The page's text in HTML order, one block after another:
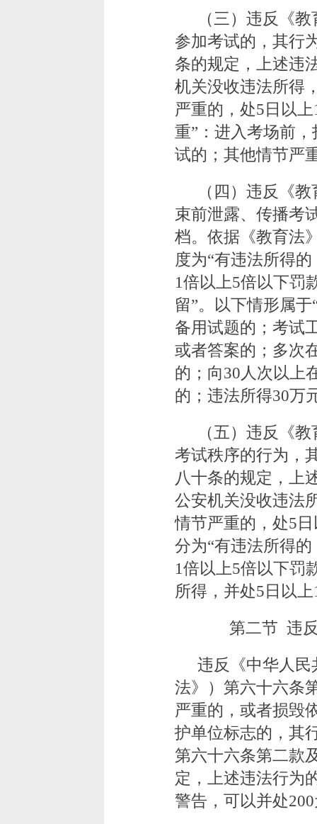
（三）违反《
参加考试的，其行
条的规定，上述违
机关没收违法所得
严重的，处5日以
重”：进入考场前
试的；其他情节严
（四）违反《
束前泄露、传播考
档。依据《教育法
度为“有违法所得
1倍以上5倍以下罚
留”。以下情形属
备用试题的；考试
或者答案的；多次
的；向30人次以上
的；违法所得30万
（五）违反《
考试秩序的行为，
八十条的规定，上
公安机关没收违法
情节严重的，处5
分为“有违法所得
1倍以上5倍以下罚
所得，并处5日以
第二节 违
违反《中华人民
法》）第六十六条
严重的，或者损毁
护单位标志的，其
第六十六条第二款
定，上述违法行为
警告，可以并处